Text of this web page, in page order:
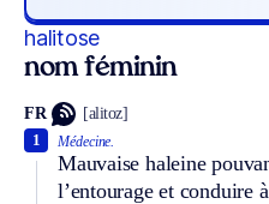
halitose
nom féminin
FR [alitoz]
Médecine.
Mauvaise haleine
l’entourage et conduire
1